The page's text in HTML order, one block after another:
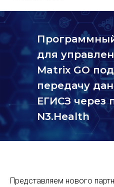
для
Matrix GO
передачу
ЕГИСЗ через
N3.Health
Представляем нового